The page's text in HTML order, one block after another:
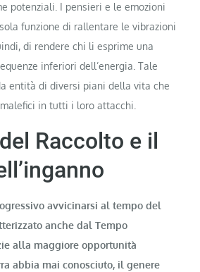
potenziali. I pensieri e le emozioni
funzione di rallentare le vibrazioni
di rendere chi li esprime una
inferiori dell’energia. Tale
entità di diversi piani della vita che
in tutti i loro attacchi.
Raccolto e il
avvicinarsi al tempo del
anche dal Tempo
alla maggiore opportunità
abbia mai conosciuto, il genere